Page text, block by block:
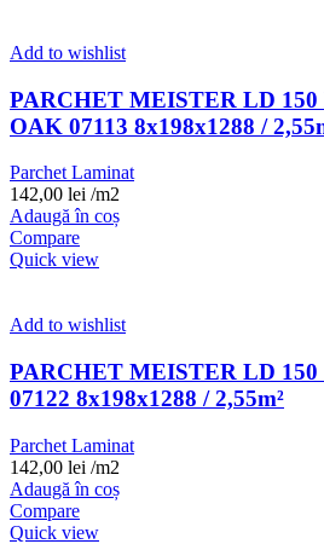
Add to wishlist
PARCHET MEISTER LD
OAK 07113 8x198x1288 /
Parchet Laminat
142,00 lei /m2
Adaugă în coș
Compare
Quick view
Add to wishlist
PARCHET MEISTER LD
07122 8x198x1288 / 2,55m²
Parchet Laminat
142,00 lei /m2
Adaugă în coș
Compare
Quick view